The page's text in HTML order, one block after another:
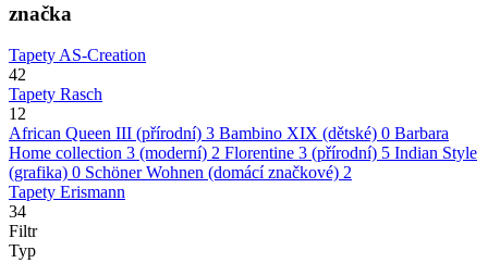
značka
Tapety AS-Creation
42
Tapety Rasch
12
African Queen III (přírodní) 3 Bambino XIX (dětské) 0 Barbara
Home collection 3 (moderní) 2 Florentine 3 (přírodní) 5 Indian Style
(grafika) 0 Schöner Wohnen (domácí značkové) 2
Tapety Erismann
34
Filtr
Typ